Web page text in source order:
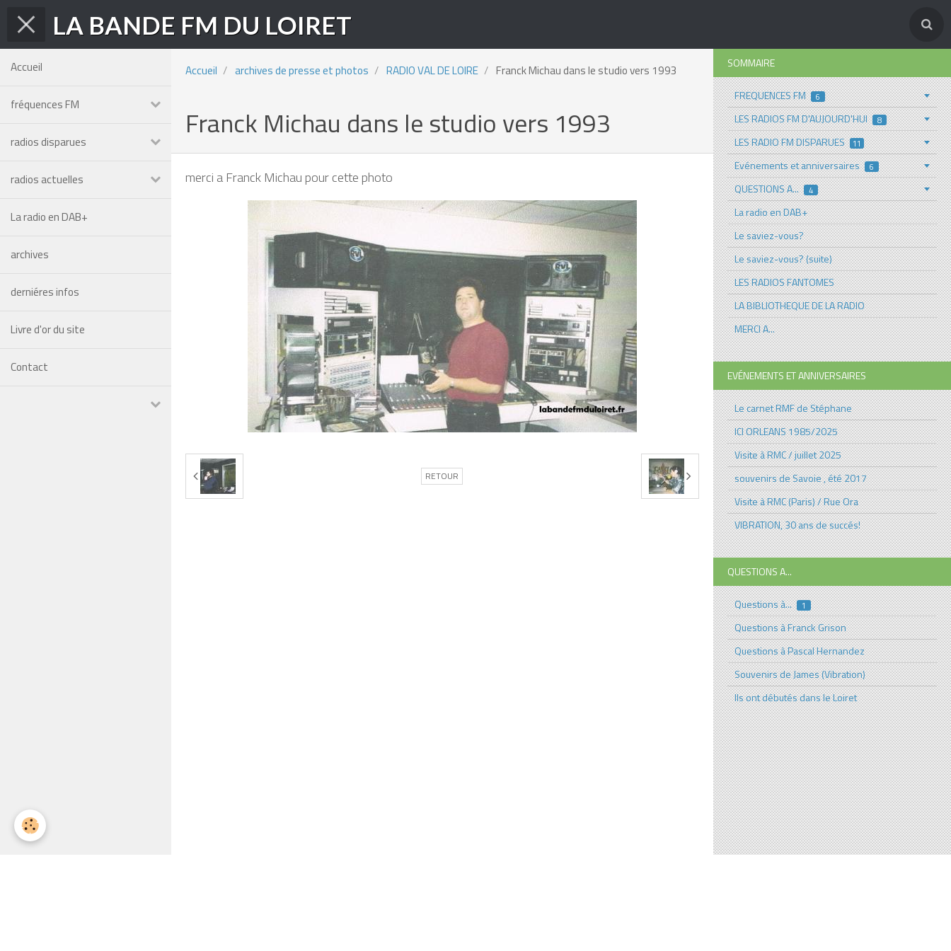
LA BANDE FM DU LOIRET
Accueil
fréquences FM
radios disparues
radios actuelles
La radio en DAB+
archives
derniéres infos
Livre d'or du site
Contact
Accueil archives de presse et photos RADIO VAL DE LOIRE Franck Michau dans le studio vers 1993
Franck Michau dans le studio vers 1993
merci a Franck Michau pour cette photo
RETOUR
SOMMAIRE
FREQUENCES FM 6
LES RADIOS FM D'AUJOURD'HUI 8
LES RADIO FM DISPARUES 11
Evénements et anniversaires 6
QUESTIONS A... 4
La radio en DAB+
Le saviez-vous?
Le saviez-vous? (suite)
LES RADIOS FANTOMES
LA BIBLIOTHEQUE DE LA RADIO
MERCI A...
EVÉNEMENTS ET ANNIVERSAIRES
Le carnet RMF de Stéphane
ICI ORLEANS 1985/2025
Visite à RMC / juillet 2025
souvenirs de Savoie , été 2017
Visite à RMC (Paris) / Rue Ora
VIBRATION, 30 ans de succés!
QUESTIONS A...
Questions à... 1
Questions à Franck Grison
Questions à Pascal Hernandez
Souvenirs de James (Vibration)
Ils ont débutés dans le Loiret